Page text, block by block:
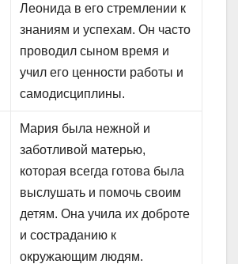
Леонида в его стремлении к
знаниям и успехам. Он часто
проводил сыном время и
учил его ценности работы и
самодисциплины.
Мария была нежной и
заботливой матерью,
которая всегда готова была
выслушать и помочь своим
детям. Она учила их доброте
и состраданию к
окружающим людям.